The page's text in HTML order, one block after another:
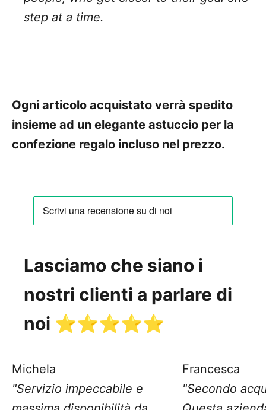
step at a time.
Ogni articolo acquistato verrà spedito
insieme ad un elegante astuccio per la
confezione regalo incluso nel prezzo.
Lasciamo che siano i
nostri clienti a parlare di
noi ⭐️⭐️⭐️⭐️⭐️
Michela
"Servizio impeccabile e
Francesca
"Secondo